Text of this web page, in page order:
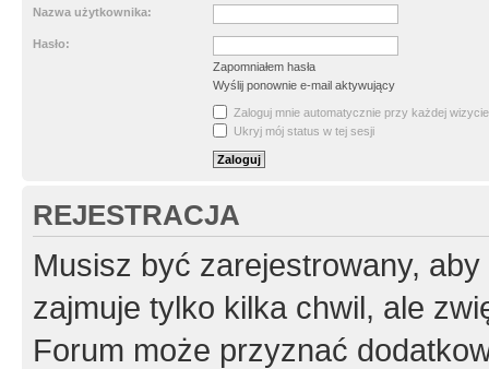
Nazwa użytkownika:
Hasło:
Zapomniałem hasła
Wyślij ponownie e-mail aktywujący
Zaloguj mnie automatycznie przy każdej wizycie
Ukryj mój status w tej sesji
REJESTRACJA
Musisz być zarejestrowany,
zajmuje tylko kilka chwil, ale
Forum może przyznać